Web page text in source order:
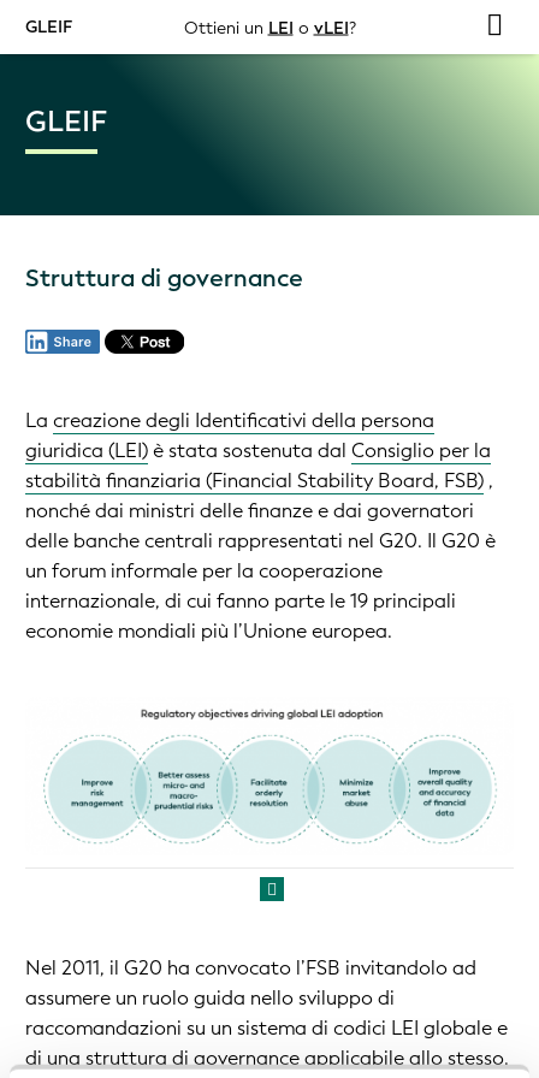
GLEIF Ottieni un LEI o vLEI?
GLEIF
Struttura di governance
La creazione degli Identificativi della persona
giuridica (LEI)è stata sostenuta dal Consiglio per la
stabilità finanziaria (Financial Stability Board, FSB) ,
nonché dai ministri delle finanze e dai governatori
delle banche centrali rappresentati nel G20. Il G20 è
un forum informale per la cooperazione
internazionale, di cui fanno parte le 19 principali
economie mondiali più l’Unione europea.
Nel 2011, il G20 ha convocato l’FSB invitandolo ad
assumere un ruolo guida nello sviluppo di
raccomandazioni su un sistema di codici LEI globale e
di una struttura di governance applicabile allo stesso.